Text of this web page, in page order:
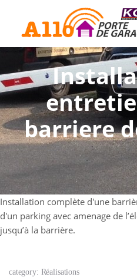
content
barriere
Installation complète d'une
d'un parking avec amenage de
jusqu’à la barrière.
category: Réalisations